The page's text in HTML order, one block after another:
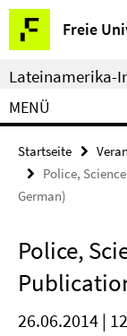
Springe
direkt
zu
Inhalt
Freie
Service-
Navigation
Lateinamerika-
MENÜ
Startseite
Police,
German)
Police,
26.06.2014 |